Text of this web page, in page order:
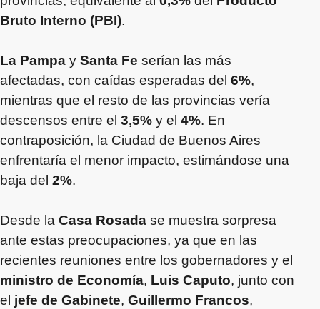
Bruto Interno (PBI).
La Pampa y Santa Fe serían las más
afectadas, con caídas esperadas del 6%,
mientras que el resto de las provincias vería
descensos entre el 3,5% y el 4%. En
contraposición, la Ciudad de Buenos Aires
enfrentaría el menor impacto, estimándose una
baja del 2%.
Desde la Casa Rosada se muestra sorpresa
ante estas preocupaciones, ya que en las
recientes reuniones entre los gobernadores y el
ministro de Economía, Luis Caputo, junto con
el jefe de Gabinete, Guillermo Francos,